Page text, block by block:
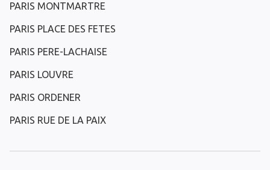
PARIS MONTMARTRE
PARIS PLACE DES FETES
PARIS PERE-LACHAISE
PARIS LOUVRE
PARIS ORDENER
PARIS RUE DE LA PAIX